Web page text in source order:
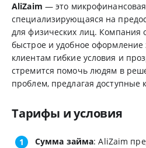
AliZaim — это
специализирующаяся на
для физических лиц. Компания
быстрое и удобное оформление
клиентам гибкие условия и
стремится помочь людям в
проблем, предлагая доступные
Тарифы и условия
Сумма займа: AliZaim